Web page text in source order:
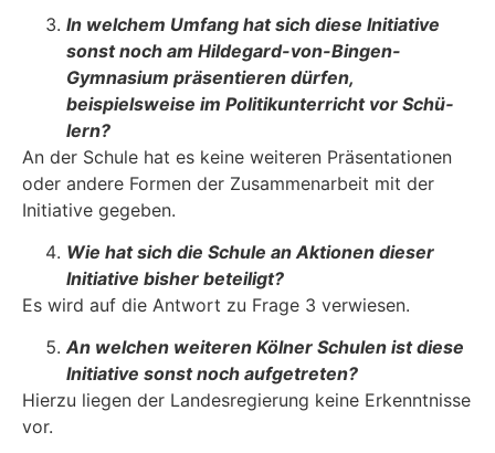
In welchem Umfang hat sich diese Initiative
sonst noch am Hildegard-von-Bingen-
Gymnasium präsentieren dürfen,
beispielsweise im Politikunterricht vor Schü­
lern?
An der Schule hat es keine weiteren Präsentationen
oder andere Formen der Zusammenarbeit mit der
Initiative gegeben.
Wie hat sich die Schule an Aktionen dieser
Initiative bisher beteiligt?
Es wird auf die Antwort zu Frage 3 verwiesen.
An welchen weiteren Kölner Schulen ist diese
Initiative sonst noch aufgetreten?
Hierzu liegen der Landesregierung keine Erkenntnisse
vor.